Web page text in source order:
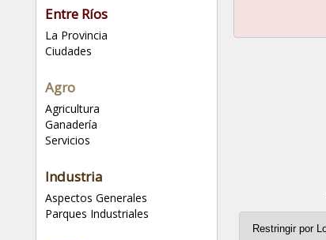
Entre Ríos
La Provincia
Ciudades
Agro
Agricultura
Ganadería
Servicios
Industria
Aspectos Generales
Parques Industriales